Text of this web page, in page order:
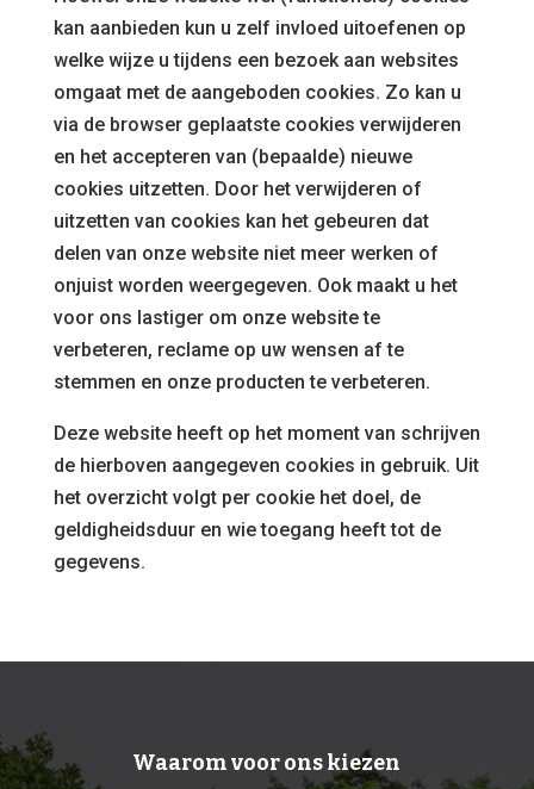
kan aanbieden kun u zelf invloed uitoefenen op
welke wijze u tijdens een bezoek aan websites
omgaat met de aangeboden cookies. Zo kan u
via de browser geplaatste cookies verwijderen
en het accepteren van (bepaalde) nieuwe
cookies uitzetten. Door het verwijderen of
uitzetten van cookies kan het gebeuren dat
delen van onze website niet meer werken of
onjuist worden weergegeven. Ook maakt u het
voor ons lastiger om onze website te
verbeteren, reclame op uw wensen af te
stemmen en onze producten te verbeteren.
Deze website heeft op het moment van schrijven
de hierboven aangegeven cookies in gebruik. Uit
het overzicht volgt per cookie het doel, de
geldigheidsduur en wie toegang heeft tot de
gegevens.
Waarom voor ons kiezen